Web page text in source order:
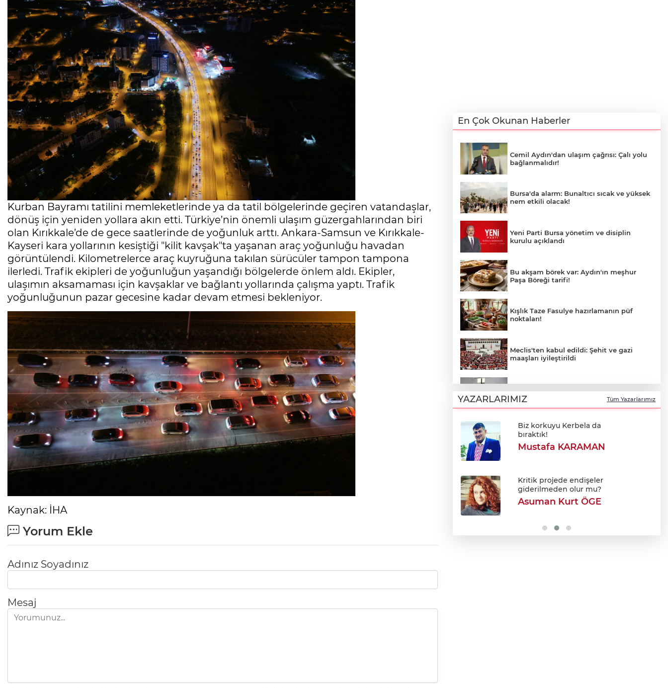
Kurban Bayramı tatilini memleketlerinde ya da tatil bölgelerinde geçiren vatandaşlar,
dönüş için yeniden yollara akın etti. Türkiye’nin önemli ulaşım güzergahlarından biri
olan Kırıkkale’de de gece saatlerinde de yoğunluk arttı. Ankara-Samsun ve Kırıkkale-
Kayseri kara yollarının kesiştiği "kilit kavşak"ta yaşanan araç yoğunluğu havadan
görüntülendi. Kilometrelerce araç kuyruğuna takılan sürücüler tampon tampona
ilerledi. Trafik ekipleri de yoğunluğun yaşandığı bölgelerde önlem aldı. Ekipler,
ulaşımın aksamaması için kavşaklar ve bağlantı yollarında çalışma yaptı. Trafik
yoğunluğunun pazar gecesine kadar devam etmesi bekleniyor.
Kaynak: İHA
Yorum Ekle
Adınız Soyadınız
Mesaj
En Çok Okunan Haberler
Cemil Aydın'dan ulaşım çağrısı: Çalı yolu
bağlanmalıdır!
Bursa'da alarm: Bunaltıcı sıcak ve yüksek
nem etkili olacak!
Yeni Parti Bursa yönetim ve disiplin
kurulu açıklandı
Bu akşam börek var: Aydın'ın meşhur
Paşa Böreği tarifi!
Kışlık Taze Fasulye hazırlamanın püf
noktaları!
Meclis'ten kabul edildi: Şehit ve gazi
maaşları iyileştirildi
dışı ücret taleplerine ilişkin açıklama
Bursa Festivali’nde 'Cimri' rüzgarı: Tam
not aldı!
YAZARLARIMIZ Tüm Yazarlarımız
Mesele çöp değil, Bursa'nın
geleceği
Sibel BARUTCU
Cihanşümul aptallık!
Abdullah ULUYURT
İbrahim ÖGE
Biz korkuyu Kerbela da
bıraktık!
Mustafa KARAMAN
Kritik projede endişeler
giderilmeden olur mu?
Asuman Kurt ÖGE